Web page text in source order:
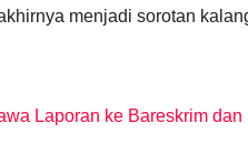
menjadi sorotan
Laporan ke Bareskrim dan